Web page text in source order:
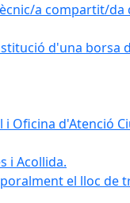
a compartit/da
d'una borsa
Oficina d'Atenció
i Acollida.
el lloc de